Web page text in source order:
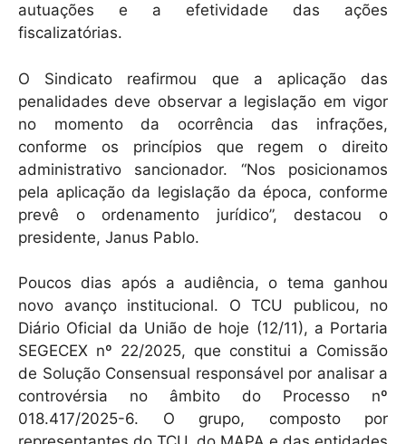
autuações e a efetividade das ações
fiscalizatórias.
O Sindicato reafirmou que a aplicação das
penalidades deve observar a legislação em vigor
no momento da ocorrência das infrações,
conforme os princípios que regem o direito
administrativo sancionador. “Nos posicionamos
pela aplicação da legislação da época, conforme
prevê o ordenamento jurídico”, destacou o
presidente, Janus Pablo.
Poucos dias após a audiência, o tema ganhou
novo avanço institucional. O TCU publicou, no
Diário Oficial da União de hoje (12/11), a Portaria
SEGECEX nº 22/2025, que constitui a Comissão
de Solução Consensual responsável por analisar a
controvérsia no âmbito do Processo nº
018.417/2025-6. O grupo, composto por